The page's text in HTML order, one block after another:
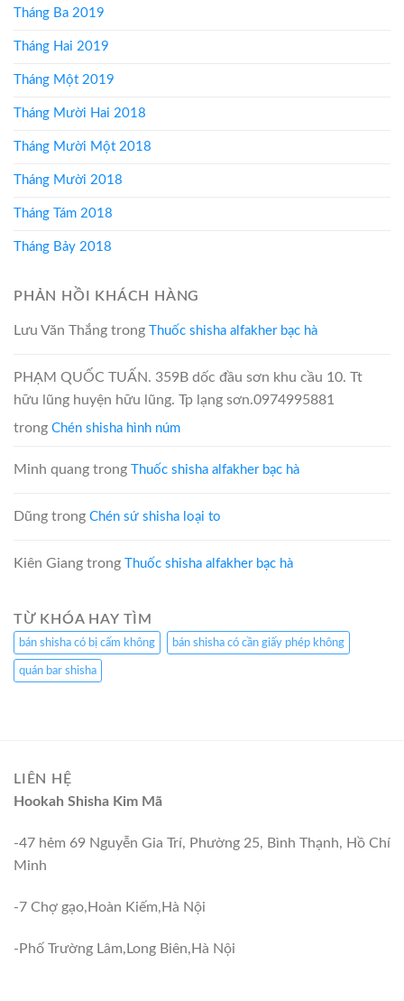
Tháng Ba 2019
Tháng Hai 2019
Tháng Một 2019
Tháng Mười Hai 2018
Tháng Mười Một 2018
Tháng Mười 2018
Tháng Tám 2018
Tháng Bảy 2018
PHẢN HỒI KHÁCH HÀNG
Lưu Văn Thắng trong Thuốc shisha alfakher bạc hà
PHẠM QUỐC TUẤN. 359B dốc đầu sơn khu cầu 10. Tt
hữu lũng huyện hữu lũng. Tp lạng sơn.0974995881
trong Chén shisha hình núm
Minh quang trong Thuốc shisha alfakher bạc hà
Dũng trong Chén sứ shisha loại to
Kiên Giang trong Thuốc shisha alfakher bạc hà
TỪ KHÓA HAY TÌM
bán shisha có bị cấm không bán shisha có cần giấy phép không
quán bar shisha
LIÊN HỆ
Hookah Shisha Kim Mã
-47 hẻm 69 Nguyễn Gia Trí, Phường 25, Bình Thạnh, Hồ Chí
Minh
-7 Chợ gạo,Hoàn Kiếm,Hà Nội
-Phố Trường Lâm,Long Biên,Hà Nội